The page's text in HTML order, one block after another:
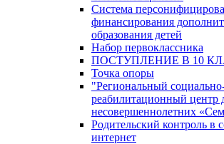
Система
финансирования
образования детей
Набор первоклассника
ПОСТУПЛЕНИЕ В 10
Точка опоры
"Региональный
реабилитационный центр
несовершеннолетних
Родительский контроль в
интернет